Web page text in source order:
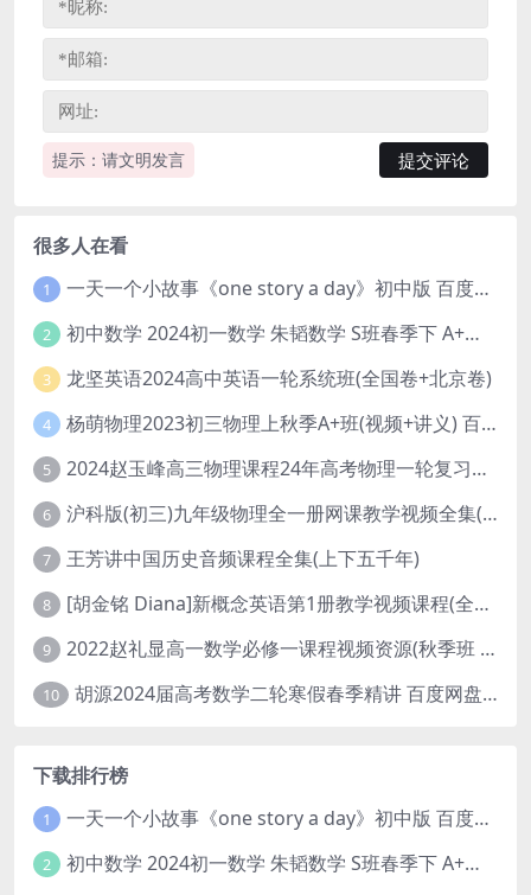
提示：请文明发言
很多人在看
1 一天一个小故事《one story a day》初中版 百度网盘分享下载
2 初中数学 2024初一数学 朱韬数学 S班春季下 A+班春季下 百度云网盘
3 龙坚英语2024高中英语一轮系统班(全国卷+北京卷)
4 杨萌物理2023初三物理上秋季A+班(视频+讲义) 百度网盘分享
5 2024赵玉峰高三物理课程24年高考物理一轮复习网课教程
6 沪科版(初三)九年级物理全一册网课教学视频全集(录播版 杜春雨 66讲)
7 王芳讲中国历史音频课程全集(上下五千年)
8 [胡金铭 Diana]新概念英语第1册教学视频课程(全集 百度网盘下载)
9 2022赵礼显高一数学必修一课程视频资源(秋季班 含讲义)百度网盘云
10 胡源2024届高考数学二轮寒假春季精讲 百度网盘分享
下载排行榜
1 一天一个小故事《one story a day》初中版 百度网盘分享下载
2 初中数学 2024初一数学 朱韬数学 S班春季下 A+班春季下 百度云网盘